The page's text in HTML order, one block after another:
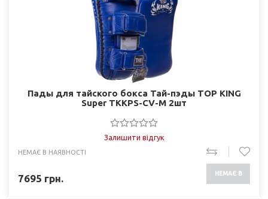
Пады для тайского бокса Тай-пэды TOP KING
Super TKKPS-CV-M 2шт
Залишити відгук
НЕМАЄ В НАЯВНОСТІ
7695 грн. НЕМАЄ В